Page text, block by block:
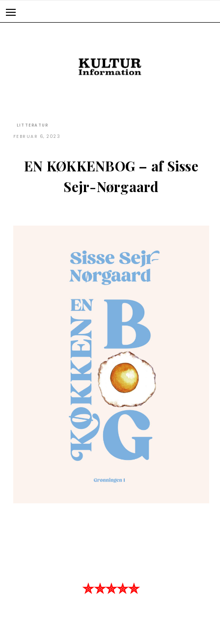
LITTERATUR
FEBRUAR 6, 2023
EN KØKKENBOG – af Sisse
Sejr-Nørgaard
✮✮✮✮✮